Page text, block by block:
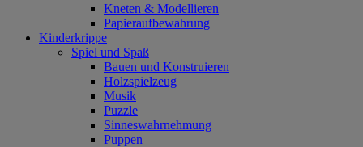
Kneten & Modellieren
Papieraufbewahrung
Kinderkrippe
Spiel und Spaß
Bauen und Konstruieren
Holzspielzeug
Musik
Puzzle
Sinneswahrnehmung
Puppen